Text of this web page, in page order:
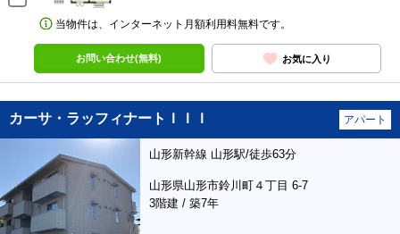
当物件は、インターネット月額利用料無料です。
お問い合わせ(無料) お気に入り
カーサ・ラッフィナートＩＩＩ アパート
山形新幹線 山形駅/徒歩63分
山形県山形市鈴川町４丁目 6-7
3階建 / 築7年